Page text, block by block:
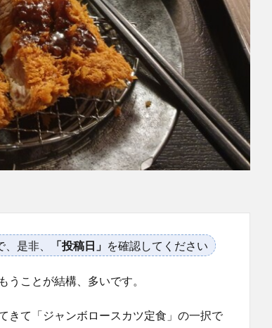
是非、 「投稿日」 を確認してください
ことが結構、多いです。
きて「ジャンボロースカツ定食」の一択で